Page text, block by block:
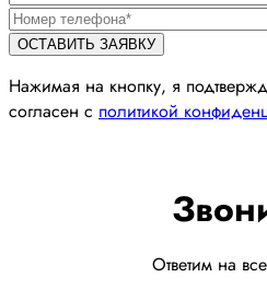
Нажимая на кнопку, я
согласен с политикой
Ответим на